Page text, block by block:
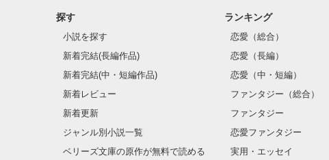
探す
小説を探す
新着完結(長編作品)
新着完結(中・短編作品)
新着レビュー
新着更新
ジャンル別小説一覧
ベリーズ文庫の原作が無料で読める
ランキング
恋愛（総合）
恋愛（長編）
恋愛（中・短編）
ファンタジー（総合）
ファンタジー
恋愛ファンタジー
実用・エッセイ